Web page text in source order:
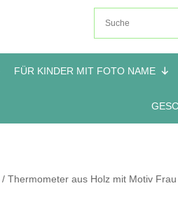
FÜR KINDER MIT FOTO NAME
/ Thermometer aus Holz mit Motiv